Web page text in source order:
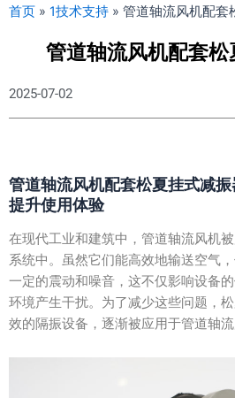
首页 » 1技术支持 » 管道轴流风机配套
管道轴流风机配套
2025-07-02
管道轴流风机配套松夏挂式减振
提升使用体验
在现代工业和建筑中，管道轴流风机
系统中。虽然它们能高效地输送空气
一定的震动和噪音，这不仅影响设备
环境产生干扰。为了减少这些问题，
效的隔振设备，逐渐被应用于管道轴流